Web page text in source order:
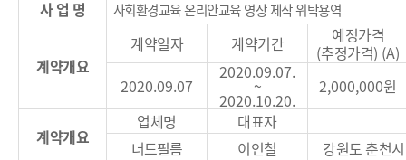
사 업 명 사회환경교육 온리안교육 영상 제작 위탁용역
계약개요
계약일자 계약기간
예정가격
(추정가격) (A)
2020.09.07
2020.09.07.
~
2020.10.20.
2,000,000원
계약개요
업체명
대표자
너드필름
이인철
강원도 춘천